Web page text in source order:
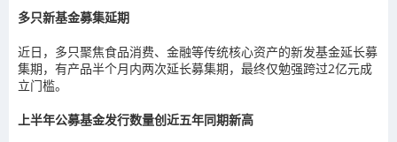
多只新基金募集延期
近日，多只聚焦食品消费、金融等传统核心资产的新发基金延长募
集期，有产品半个月内两次延长募集期，最终仅勉强跨过2亿元成
立门槛。
上半年公募基金发行数量创近五年同期新高